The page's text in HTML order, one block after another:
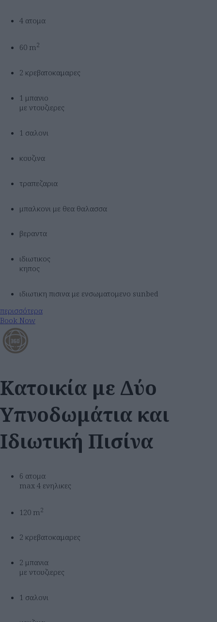
4 ατομα
60 m2
2 κρεβατοκαμαρες
1 μπανιο
με ντουζιερες
1 σαλονι
κουζινα
τραπεζαρια
μπαλκονι με θεα θαλασσα
βεραντα
ιδιωτικος
κηπος
ιδιωτικη πισινα με ενσωματομενο sunbed
περισσότερα
Book Now
Κατοικία με Δύο
Υπνοδωμάτια και
Ιδιωτική Πισίνα
6 ατομα
max 4 ενηλικες
120 m2
2 κρεβατοκαμαρες
2 μπανια
με ντουζιερες
1 σαλονι